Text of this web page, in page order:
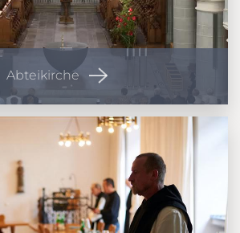
Abteikirche